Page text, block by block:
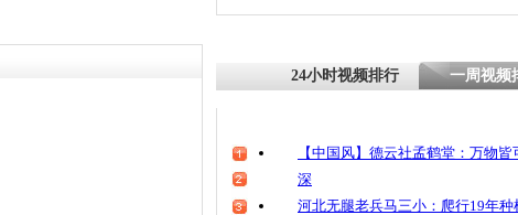
24小时视频排行 一周视频
【中国风】德云社孟鹤堂：万物皆
深
河北无腿老兵马三小：爬行19年种